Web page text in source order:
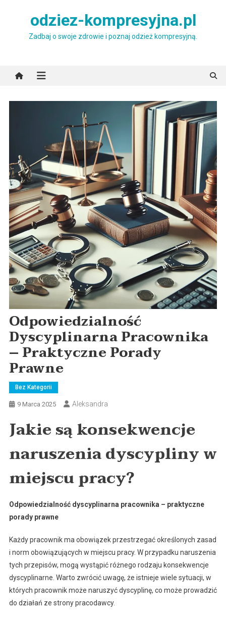
odziez-kompresyjna.pl
Zadbaj o swoje zdrowie i poznaj odzież kompresyjną.
Odpowiedzialność
Dyscyplinarna Pracownika
– Praktyczne Porady
Prawne
Bez Kategorii
9 Marca 2025 Aleksandra
Jakie są konsekwencje
naruszenia dyscypliny w
miejscu pracy?
Odpowiedzialność dyscyplinarna pracownika – praktyczne
porady prawne
Każdy pracownik ma obowiązek przestrzegać określonych zasad
i norm obowiązujących w miejscu pracy. W przypadku naruszenia
tych przepisów, mogą wystąpić różnego rodzaju konsekwencje
dyscyplinarne. Warto zwrócić uwagę, że istnieje wiele sytuacji, w
których pracownik może naruszyć dyscyplinę, co może prowadzić
do działań ze strony pracodawcy.